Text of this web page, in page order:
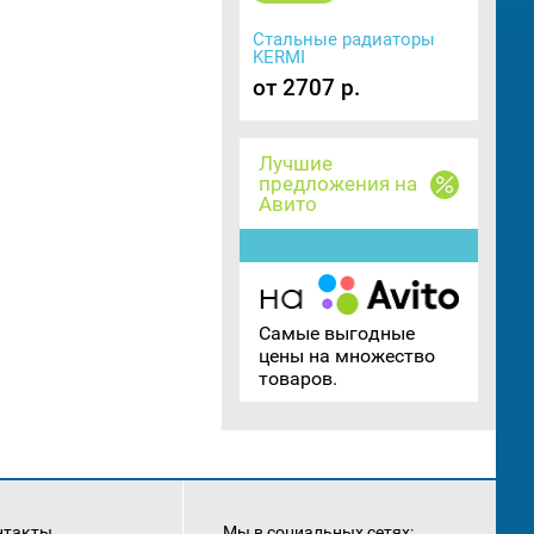
Стальные радиаторы
KERMI
от 2707 р.
Лучшие
предложения на
Авито
Самые выгодные
цены на множество
товаров.